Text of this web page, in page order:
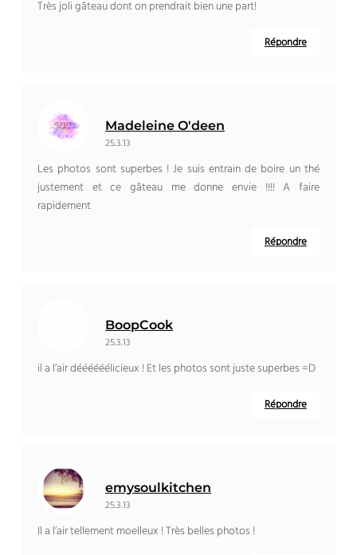
Très joli gâteau dont on prendrait bien une part!
Répondre
Madeleine O'deen
25.3.13
Les photos sont superbes ! Je suis entrain de boire un thé
justement et ce gâteau me donne envie !!!! A faire
rapidement
Répondre
BoopCook
25.3.13
il a l’air déééééélicieux ! Et les photos sont juste superbes =D
Répondre
emysoulkitchen
25.3.13
Il a l’air tellement moelleux ! Très belles photos !